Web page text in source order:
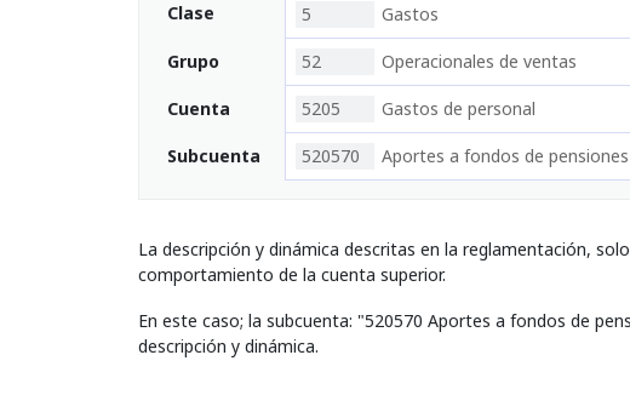
Clase 5 Gastos
Grupo 52 Operacionales de ventas
Cuenta 5205 Gastos de personal
Subcuenta 520570 Aportes a fondos de
La descripción y dinámica descritas en la reglamentación,
comportamiento de la cuenta superior.
En este caso; la subcuenta: "520570 Aportes a fondos de
descripción y dinámica.